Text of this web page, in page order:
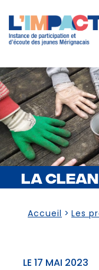
LA CLEAN
Accueil > Les
LE 17 MAI 2023